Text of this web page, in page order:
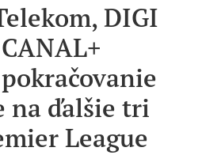
DIGI
na ďalšie tri
League